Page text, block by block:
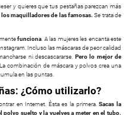
y quieres que tus pestañas parezcan más
maquilladores de las famosas. Se trata de
funciona. A las mujeres les encanta este
Incluso las máscaras de peor calidad
ni descascararse. Pero lo mejor de
La combinación de máscara y polvos crea una
en las puntas.
¿Cómo utilizarlo?
en Internet. Ésta es la primera.Sacas la
polvo suelto y la vuelves a meter en el tubo.